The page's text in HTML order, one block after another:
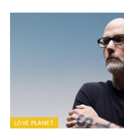
LOVE PLANET